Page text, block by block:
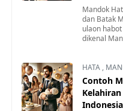
Mandok
dan Batak
ulaon
dikenal
HATA ,
Contoh
Indonesia